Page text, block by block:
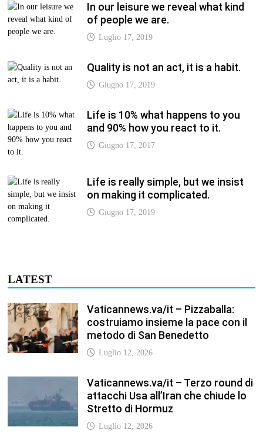
In our leisure we reveal what kind
of people we are.
Luglio 17, 2019
Quality is not an act, it is a habit.
Giugno 17, 2019
Life is 10% what happens to you
and 90% how you react to it.
Giugno 17, 2017
Life is really simple, but we insist
on making it complicated.
Giugno 17, 2019
LATEST
Vaticannews.va/it – Pizzaballa:
costruiamo insieme la pace con il
metodo di San Benedetto
Luglio 12, 2026
Vaticannews.va/it – Terzo round di
attacchi Usa all’Iran che chiude lo
Stretto di Hormuz
Luglio 12, 2026